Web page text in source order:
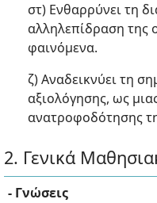
στ) Ενθαρρύνει τη
αλληλεπίδραση της
φαινόμενα.
ζ) Αναδεικνύει τη
αξιολόγησης, ως
ανατροφοδότησης
2. Γενικά
- Γνώσεις